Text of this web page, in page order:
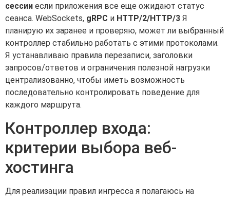
сессии если приложения все еще ожидают статус
сеанса. WebSockets, gRPC и HTTP/2/HTTP/3 Я
планирую их заранее и проверяю, может ли выбранный
контроллер стабильно работать с этими протоколами.
Я устанавливаю правила перезаписи, заголовки
запросов/ответов и ограничения полезной нагрузки
централизованно, чтобы иметь возможность
последовательно контролировать поведение для
каждого маршрута.
Контроллер входа:
критерии выбора веб-
хостинга
Для реализации правил ингресса я полагаюсь на